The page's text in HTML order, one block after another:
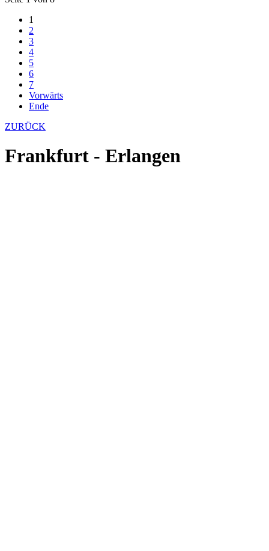
1
2
3
4
5
6
7
Vorwärts
Ende
ZURÜCK
Frankfurt - Erlangen